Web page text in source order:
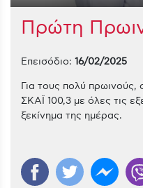
Πρώτη
Επεισόδιο: 16/02/2025
Για τους πολύ πρωινούς,
ΣΚΑΪ 100,3 με όλες τις
ξεκίνημα της ημέρας.